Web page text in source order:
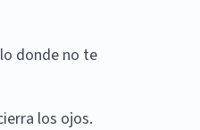
donde no te
los ojos.